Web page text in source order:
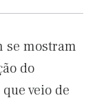
se mostram
do
veio de